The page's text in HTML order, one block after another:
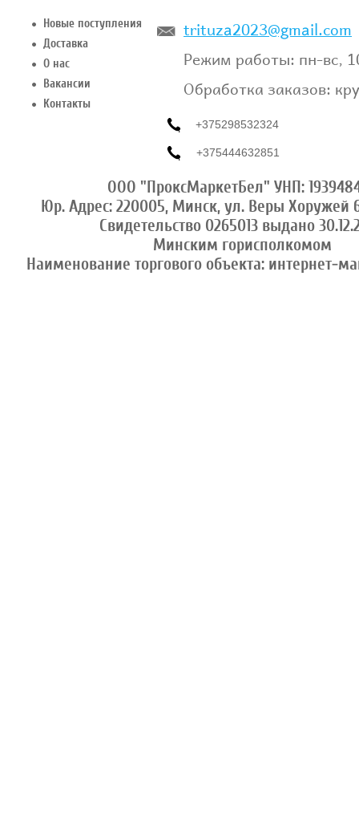
Новые поступления
Доставка
О нас
Вакансии
Контакты
trituza2023@gmail.com
Режим работы: пн-вс,
Обработка заказов:
+375298532324
+375444632851
ООО "ПроксМаркетБел" УНП:
Юр. Адрес: 220005, Минск, ул. Веры Хоружей
Свидетельство 0265013 выдано
Минским горисполкомом
Наименование торгового объекта: интернет-